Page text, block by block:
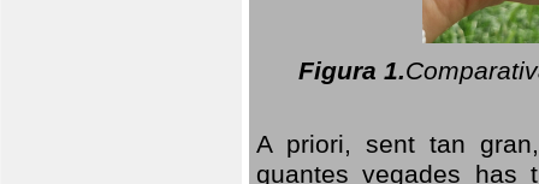
Figura 1.
A priori, sent tan
quantes vegades has